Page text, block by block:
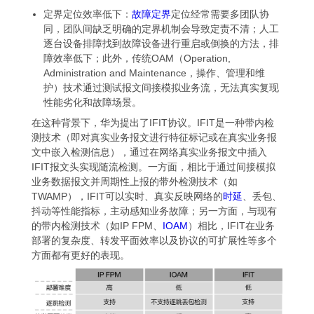
定界定位效率低下： 故障定界定位经常需要多团队协
同，团队间缺乏明确的定界机制会导致定责不清；人工
逐台设备排障找到故障设备进行重启或倒换的方法，排
障效率低下；此外，传统OAM（Operation,
Administration and Maintenance，操作、管理和维
护）技术通过测试报文间接模拟业务流，无法真实复现
性能劣化和故障场景。
在这种背景下，华为提出了IFIT协议。IFIT是一种带内检
测技术（即对真实业务报文进行特征标记或在真实业务报
文中嵌入检测信息），通过在网络真实业务报文中插入
IFIT报文头实现随流检测。一方面，相比于通过间接模拟
业务数据报文并周期性上报的带外检测技术（如
TWAMP），IFIT可以实时、真实反映网络的时延、丢包、
抖动等性能指标，主动感知业务故障；另一方面，与现有
的带内检测技术（如IP FPM、 IOAM）相比，IFIT在业务
部署的复杂度、转发平面效率以及协议的可扩展性等多个
方面都有更好的表现。